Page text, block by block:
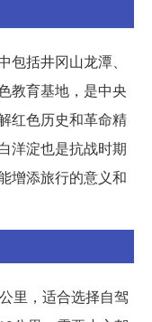
括井冈山龙潭、
教育基地，是中央
红色历史和革命精
洋淀也是抗战时期
增添旅行的意义和
里，适合选择自驾